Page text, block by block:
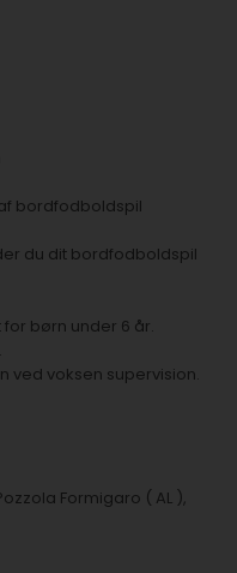
bordfodboldspil
du dit bordfodboldspil
børn under 6 år.
ved voksen supervision.
Formigaro ( AL ),